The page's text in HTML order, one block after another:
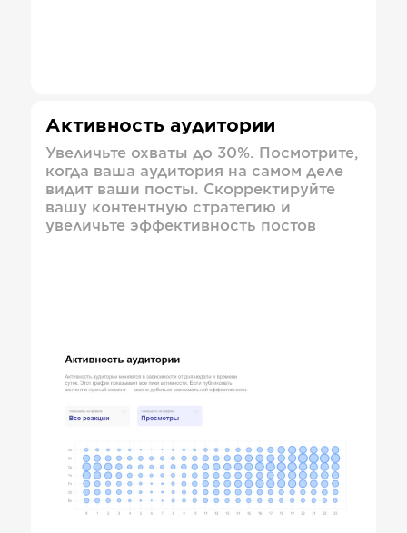
Активность аудитории
Увеличьте охваты до 30%. Посмотрите,
когда ваша аудитория на самом деле
видит ваши посты. Скорректируйте
вашу контентную стратегию и
увеличьте эффективность постов